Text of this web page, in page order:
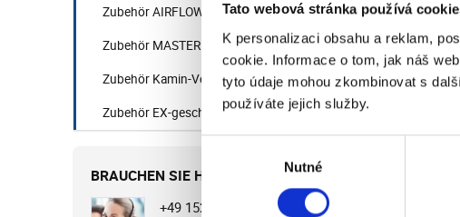
Tato webová stránka používá
K personalizaci obsahu a reklam,
cookie. Informace o tom, jak náš
tyto údaje mohou zkombinovat s
používáte jejich služby.
Nutné
Dieses
Zubehör AIRFLOW iCON
Zubehör MASTER
Zubehör Kamin-Ventilatoren (Heißluft)
Zubehör EX-geschützte Ventilatoren
BRAUCHEN SIE HILFE?
+49 1525 4513649